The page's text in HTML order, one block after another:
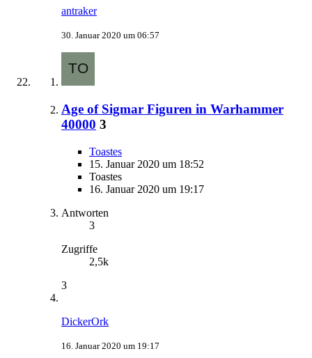
antraker
30. Januar 2020 um 06:57
Age of Sigmar Figuren in Warhammer
40000 3
Toastes
15. Januar 2020 um 18:52
Toastes
16. Januar 2020 um 19:17
Antworten
3
Zugriffe
2,5k
3
DickerOrk
16. Januar 2020 um 19:17